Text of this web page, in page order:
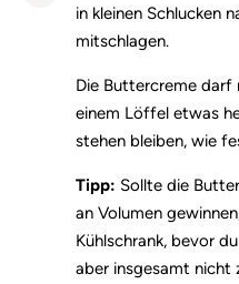
in kleinen Schlucken
mitschlagen.
Die Buttercreme darf
einem Löffel etwas
stehen bleiben, wie
Tipp: Sollte die
an Volumen
Kühlschrank, bevor
aber insgesamt nicht